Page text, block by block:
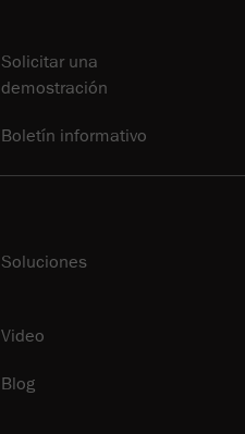
Solicitar una
demostración
Boletín informativo
Soluciones
Video
Blog